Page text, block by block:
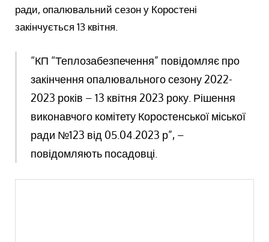
ради, опалювальний сезон у Коростені
закінчується 13 квітня.
“КП “Теплозабезпечення” повідомляє про
закінчення опалювального сезону 2022-
2023 років – 13 квітня 2023 року. Рішення
виконавчого комітету Коростенської міської
ради №123 від 05.04.2023 р”, –
повідомляють посадовці.